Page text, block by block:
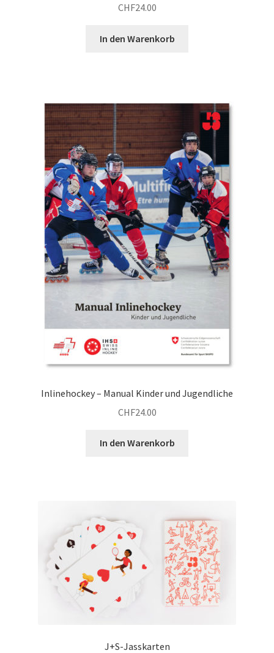
CHF24.00
In den Warenkorb
Inlinehockey – Manual Kinder und Jugendliche
CHF24.00
In den Warenkorb
J+S-Jasskarten